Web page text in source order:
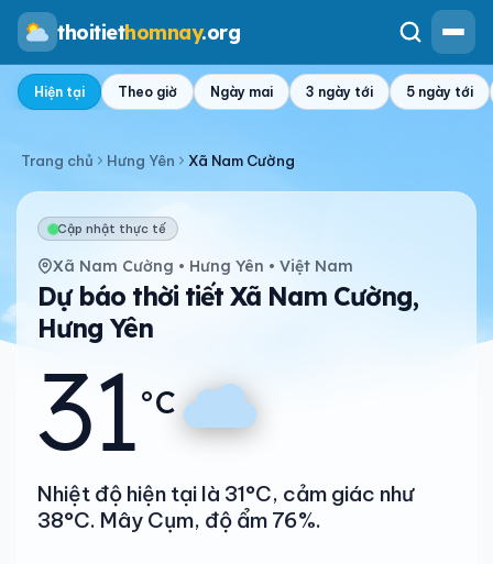
thoitiethomnay.org
Hiện tại Theo giờ Ngày mai 3 ngày tới 5 ngày tới
Trang chủ Hưng Yên Xã Nam Cường
Cập nhật thực tế
Xã Nam Cường • Hưng Yên • Việt Nam
Dự báo thời tiết Xã Nam Cường,
Hưng Yên
31°C
Nhiệt độ hiện tại là 31°C, cảm giác như
38°C. Mây Cụm, độ ẩm 76%.